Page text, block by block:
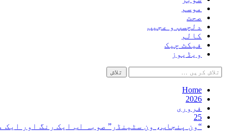
موسم
صحت
دلچسپ و عجیب
کالم
فیکٹ چیک
ویڈیوز
تلاش
کریں
برائے:Home
2026
فروری
25
“ون پنجاب، ون سٹینڈر” صوبہ اب ایک رنگ اور ایک